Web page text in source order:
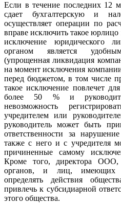
Если в течение последних 12
сдает бухгалтерскую и
осуществляет операции по
вправе исключить такое
исключение юридического
органом является
(упрощенная ликвидация
на момент исключения
перед бюджетом, в том числе
такое исключение повлечет
более 50 % и
невозможность
учредителем или
руководитель может быть
ответственности за
также с него и с учредителя
причиненные самому
Кроме того, директора ООО,
органов, и лиц, имеющих
определять действия
привлечь к субсидиарной
этого общества.